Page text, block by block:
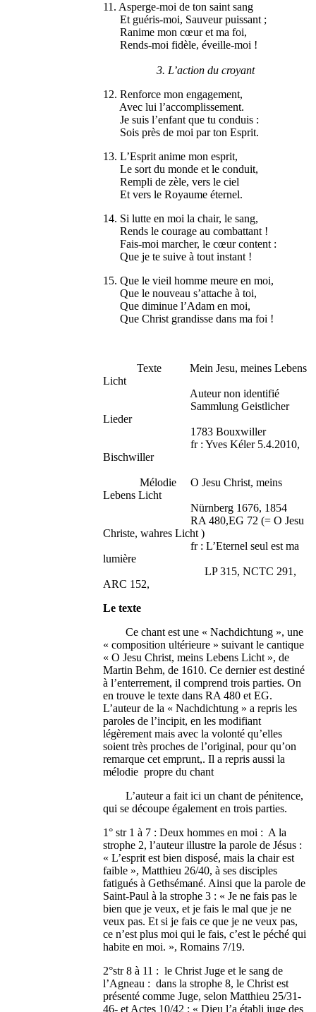
11. Asperge-moi de ton saint sang
Et guéris-moi, Sauveur puissant ;
Ranime mon cœur et ma foi,
Rends-moi fidèle, éveille-moi !
3. L’action du croyant
12. Renforce mon engagement,
Avec lui l’accomplissement.
Je suis l’enfant que tu conduis :
Sois près de moi par ton Esprit.
13. L’Esprit anime mon esprit,
Le sort du monde et le conduit,
Rempli de zèle, vers le ciel
Et vers le Royaume éternel.
14. Si lutte en moi la chair, le sang,
Rends le courage au combattant !
Fais-moi marcher, le cœur content :
Que je te suive à tout instant !
15. Que le vieil homme meure en moi,
Que le nouveau s’attache à toi,
Que diminue l’Adam en moi,
Que Christ grandisse dans ma foi !
Texte Mein Jesu, meines Lebens
Licht
Auteur non identifié
Sammlung Geistlicher
Lieder
1783 Bouxwiller
fr : Yves Kéler 5.4.2010,
Bischwiller
Mélodie O Jesu Christ, meins
Lebens Licht
Nürnberg 1676, 1854
RA 480,EG 72 (= O Jesu
Christe, wahres Licht )
fr : L’Eternel seul est ma
lumière
LP 315, NCTC 291,
ARC 152,
Le texte
Ce chant est une « Nachdichtung », une
« composition ultérieure » suivant le cantique
« O Jesu Christ, meins Lebens Licht », de
Martin Behm, de 1610. Ce dernier est destiné
à l’enterrement, il comprend trois parties. On
en trouve le texte dans RA 480 et EG.
L’auteur de la « Nachdichtung » a repris les
paroles de l’incipit, en les modifiant
légèrement mais avec la volonté qu’elles
soient très proches de l’original, pour qu’on
remarque cet emprunt,. Il a repris aussi la
mélodie propre du chant
L’auteur a fait ici un chant de pénitence,
qui se découpe également en trois parties.
1° str 1 à 7 : Deux hommes en moi : A la
strophe 2, l’auteur illustre la parole de Jésus :
« L’esprit est bien disposé, mais la chair est
faible », Matthieu 26/40, à ses disciples
fatigués à Gethsémané. Ainsi que la parole de
Saint-Paul à la strophe 3 : « Je ne fais pas le
bien que je veux, et je fais le mal que je ne
veux pas. Et si je fais ce que je ne veux pas,
ce n’est plus moi qui le fais, c’est le péché qui
habite en moi. », Romains 7/19.
2°str 8 à 11 : le Christ Juge et le sang de
l’Agneau : dans la strophe 8, le Christ est
présenté comme Juge, selon Matthieu 25/31-
46- et Actes 10/42 : « Dieu l’a établi juge des